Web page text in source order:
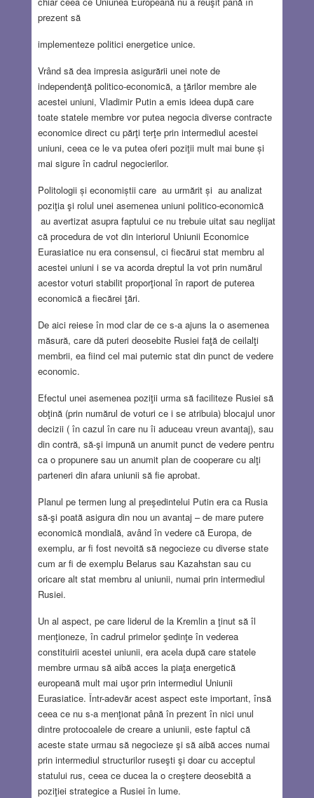
prezent să
implementeze politici energetice unice.
Vrând să dea impresia asigurării unei note de
independenţă politico-economică, a ţărilor membre ale
acestei uniuni, Vladimir Putin a emis ideea după care
toate statele membre vor putea negocia diverse contracte
economice direct cu părţi terţe prin intermediul acestei
uniuni, ceea ce le va putea oferi poziţii mult mai bune și
mai sigure în cadrul negocierilor.
Politologii și economiștii care au urmărit și au analizat
poziţia şi rolul unei asemenea uniuni politico-economică
au avertizat asupra faptului ce nu trebuie uitat sau neglijat
că procedura de vot din interiorul Uniunii Economice
Eurasiatice nu era consensul, ci fiecărui stat membru al
acestei uniuni i se va acorda dreptul la vot prin numărul
acestor voturi stabilit proporţional în raport de puterea
economică a fiecărei ţări.
De aici reiese în mod clar de ce s-a ajuns la o asemenea
măsură, care dă puteri deosebite Rusiei faţă de ceilalţi
membrii, ea fiind cel mai puternic stat din punct de vedere
economic.
Efectul unei asemenea poziţii urma să faciliteze Rusiei să
obţină (prin numărul de voturi ce i se atribuia) blocajul unor
decizii ( în cazul în care nu îi aduceau vreun avantaj), sau
din contră, să-şi impună un anumit punct de vedere pentru
ca o propunere sau un anumit plan de cooperare cu alţi
parteneri din afara uniunii să fie aprobat.
Planul pe termen lung al preşedintelui Putin era ca Rusia
să-şi poată asigura din nou un avantaj – de mare putere
economică mondială, având în vedere că Europa, de
exemplu, ar fi fost nevoită să negocieze cu diverse state
cum ar fi de exemplu Belarus sau Kazahstan sau cu
oricare alt stat membru al uniunii, numai prin intermediul
Rusiei.
Un al aspect, pe care liderul de la Kremlin a ţinut să îl
menţioneze, în cadrul primelor şedinţe în vederea
constituirii acestei uniunii, era acela după care statele
membre urmau să aibă acces la piaţa energetică
europeană mult mai uşor prin intermediul Uniunii
Eurasiatice. Într-adevăr acest aspect este important, însă
ceea ce nu s-a menţionat până în prezent în nici unul
dintre protocoalele de creare a uniunii, este faptul că
aceste state urmau să negocieze şi să aibă acces numai
prin intermediul structurilor ruseşti şi doar cu acceptul
statului rus, ceea ce ducea la o creştere deosebită a
poziţiei strategice a Rusiei în lume.